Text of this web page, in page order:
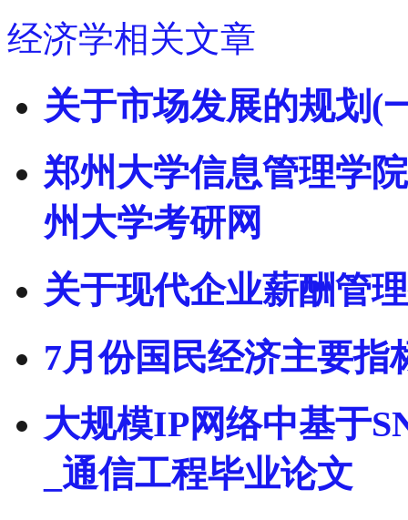
经济学相关文章
关于市场发展的规划(
郑州大学信息管理学
州大学考研网
关于现代企业薪酬管
7月份国民经济主要指
大规模IP网络中基于
_通信工程毕业论文